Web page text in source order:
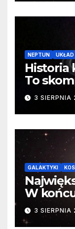
NEPTUN UKŁAD
Historia
To
3 SIERPNIA
GALAKTYKI
W
3 SIERPNIA